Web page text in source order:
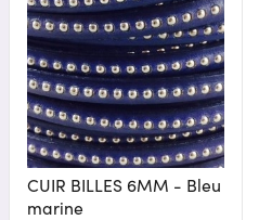
CUIR BILLES 6MM - Bleu
marine